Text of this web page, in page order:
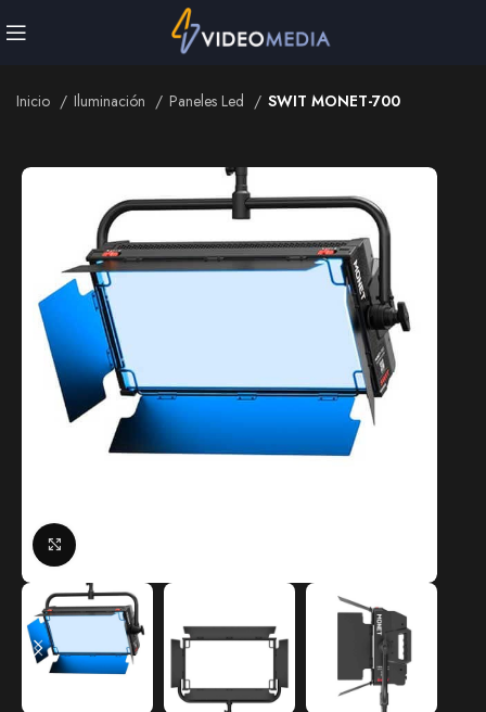
Paneles Led
Inicio Iluminación Paneles Led SWIT MONET-700